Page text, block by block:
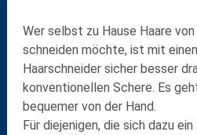
Wer selbst zu Hause Haare
schneiden möchte, ist mit
Haarschneider sicher besser
konventionellen Schere. Es
bequemer von der Hand.
Für diejenigen, die sich dazu